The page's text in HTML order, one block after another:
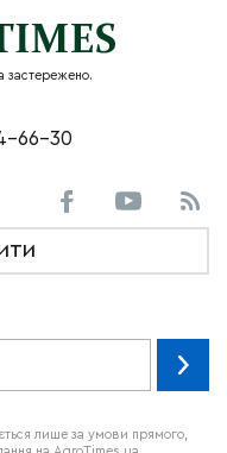
застережено.
66-30
лише за умови прямого,